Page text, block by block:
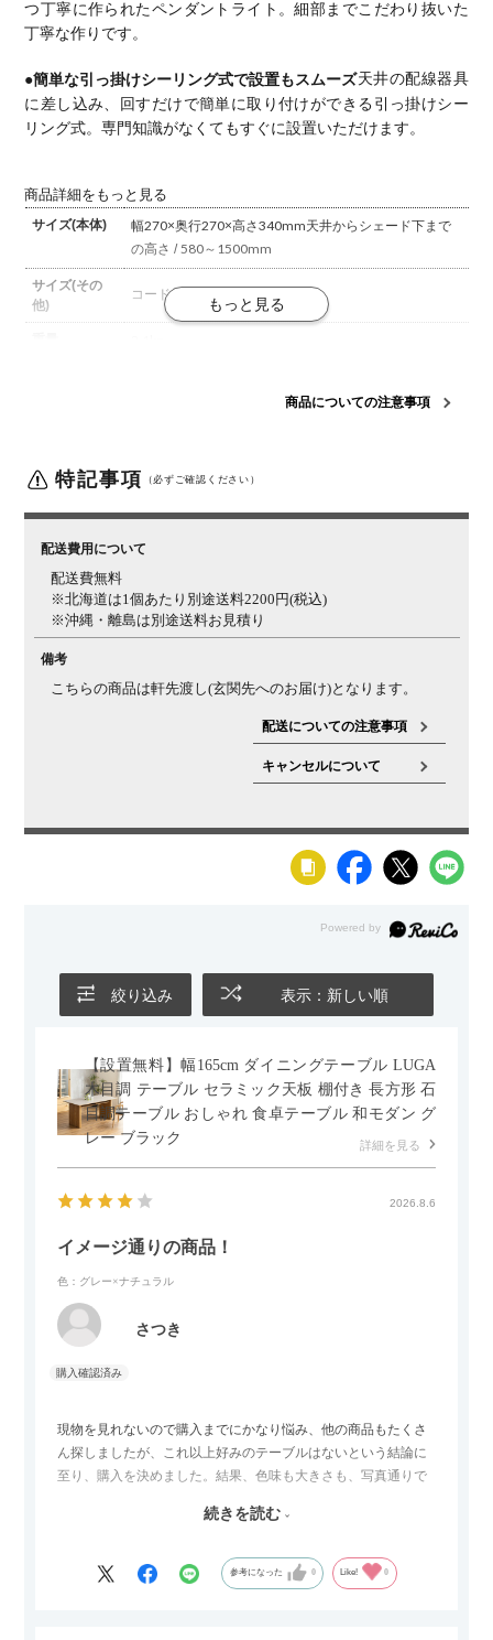
つ丁寧に作られたペンダントライト。細部までこだわり抜いた
丁寧な作りです。
●簡単な引っ掛けシーリング式で設置もスムーズ天井の配線器具
に差し込み、回すだけで簡単に取り付けができる引っ掛けシー
リング式。専門知識がなくてもすぐに設置いただけます。
商品詳細をもっと見る
サイズ(本体)
幅270×奥行270×高さ340mm天井からシェード下まで
の高さ / 580～1500mm
サイズ(その
他)
コード長さ / 約1160mm
球)
7W明るさ / 白熱60W相当
梱包数 1
梱包サイズ 幅325×奥行325×高さ330mm
梱包重量
組み立て 完成品
付属品
備考 LED電球対応 コード調節可能 壁スイッチタイプ(点灯→消
商品についての注意事項
特記事項 （必ずご確認ください）
配送費用について
配送費無料
※北海道は1個あたり別途送料2200円(税込)
※沖縄・離島は別途送料お見積り
備考
こちらの商品は軒先渡し(玄関先へのお届け)となります。
配送についての注意事項
キャンセルについて
絞り込み 表示：新しい順
【設置無料】幅165cm ダイニングテーブル LUGA
木目調 テーブル セラミック天板 棚付き 長方形 石
目調テーブル おしゃれ 食卓テーブル 和モダン グ
レー ブラック
詳細を見る
2026.8.6
イメージ通りの商品！
色：グレー×ナチュラル
さつき
現物を見れないので購入までにかなり悩み、他の商品もたくさ
ん探しましたが、これ以上好みのテーブルはないという結論に
至り、購入を決めました。結果、色味も大きさも、写真通りで
セラミック天板が思った以上に滑りが良く、汚れも拭きやすい
はいけないかもしれません。天板が冷たいので冬にどうなるの
かなというのも気になります。
続きを読む
参考になった 0 Like! 0